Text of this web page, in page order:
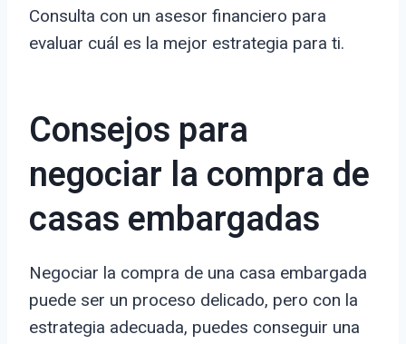
Consulta con un asesor financiero para
evaluar cuál es la mejor estrategia para ti.
Consejos para
negociar la compra de
casas embargadas
Negociar la compra de una casa embargada
puede ser un proceso delicado, pero con la
estrategia adecuada, puedes conseguir una